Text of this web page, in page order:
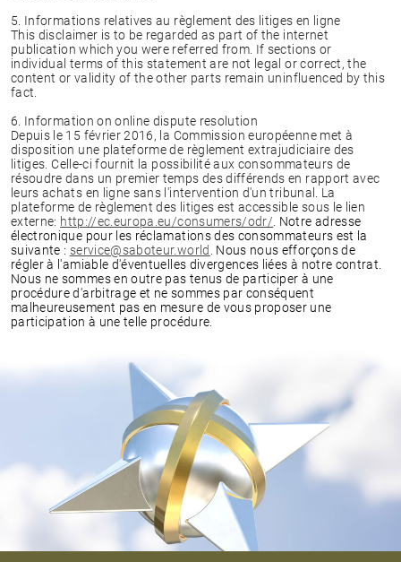
5. Informations relatives au règlement des litiges en ligne
This disclaimer is to be regarded as part of the internet
publication which you were referred from. If sections or
individual terms of this statement are not legal or correct, the
content or validity of the other parts remain uninfluenced by this
fact.
6. Information on online dispute resolution
Depuis le 15 février 2016, la Commission européenne met à
disposition une plateforme de règlement extrajudiciaire des
litiges. Celle-ci fournit la possibilité aux consommateurs de
résoudre dans un premier temps des différends en rapport avec
leurs achats en ligne sans l'intervention d'un tribunal. La
plateforme de règlement des litiges est accessible sous le lien
externe: http://ec.europa.eu/consumers/odr/ Notre adresse
électronique pour les réclamations des consommateurs est la
suivante : service@saboteur.world
Nous nous efforçons de
régler à l'amiable d'éventuelles divergences liées à notre contrat.
Nous ne sommes en outre pas tenus de participer à une
procédure d'arbitrage et ne sommes par conséquent
malheureusement pas en mesure de vous proposer une
participation à une telle procédure.